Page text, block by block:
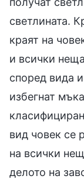
светлината.
краят на
и всички
според вида
избегнат
вид човек се
на всички
делото на